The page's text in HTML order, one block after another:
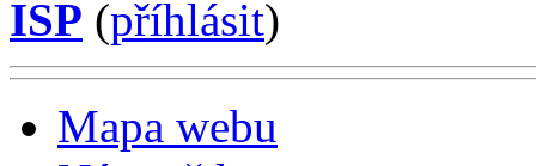
ISP (příhlásit)
Mapa webu